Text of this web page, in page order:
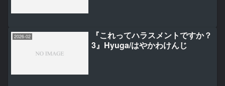
2026-02
『これってハラスメントですか？
3』Hyuga/はやかわけんじ